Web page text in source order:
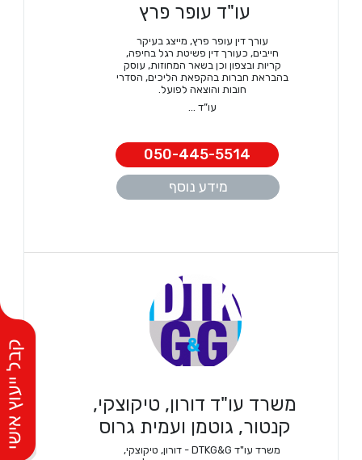
עו"ד עופר פרץ
עורך דין עופר פרץ, מייצג בעיקר
חייבים, כעורך דין פשיטת רגל בחיפה,
קריות ובצפון וכן בשאר המחוזות, עוסק
בהבראת חברות בהקפאת הליכים, הסדרי
חובות והוצאה לפועל.
עו”ד ...
050-445-5514
מידע נוסף
משרד עו"ד דורון, טיקוצקי,
קנטור, גוטמן ועמית גרוס
משרד עו"ד DTKG&G - דורון, טיקוצקי,